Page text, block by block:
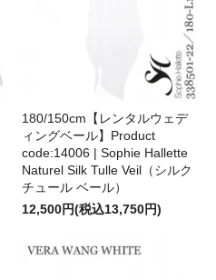
180/150cm【レンタルウェデ
ィングベール】Product
code:14006 | Sophie Hallette
Naturel Silk Tulle Veil（シルク
チュール ベール）
12,500円(税込13,750円)